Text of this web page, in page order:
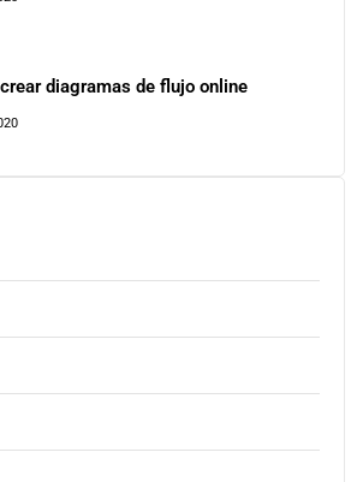
diagramas de flujo online